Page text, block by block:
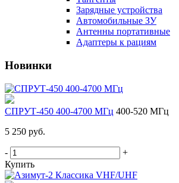
Зарядные устройства
Автомобильные ЗУ
Антенны портативные
Адаптеры к рациям
Новинки
СПРУТ-450 400-4700 МГц 400-520 МГц
5 250 руб.
-
+
Купить